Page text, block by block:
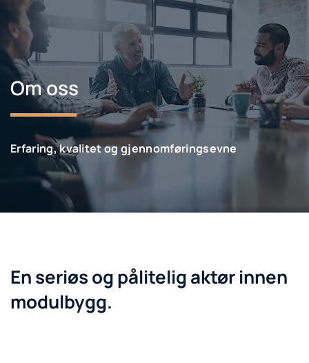
Om oss
Erfaring, kvalitet og gjennomføringsevne
En seriøs og pålitelig aktør innen
modulbygg.